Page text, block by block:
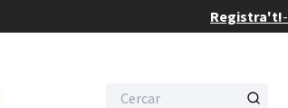
Registra't!-